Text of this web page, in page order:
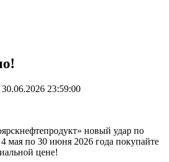
23:59:00
новый удар по
мая по 30 июня 2026 года покупайте
цене!